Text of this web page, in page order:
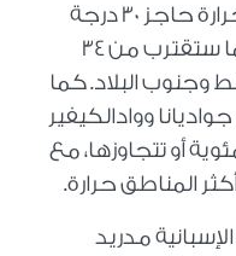
ومن المنتظر أن تتجاوز درجات الحرارة حاجز 30 درجة
مئوية في العديد من المدن، بينما ستقترب من 34
البلاد. كما
ووادالكيفير
إلى 38 درجة مئوية أو تتجاوزها، مع
مدريد